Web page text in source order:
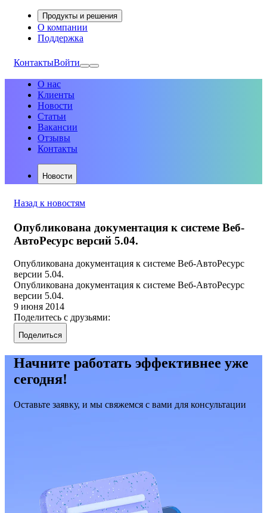
Продукты и решения
О компании
Поддержка
КонтактыВойти
О нас
Клиенты
Новости
Статьи
Вакансии
Отзывы
Контакты
Новости
Назад к новостям
Опубликована документация к системе Веб-
АвтоРесурс версий 5.04.
Опубликована документация к системе Веб-АвтоРесурс
версии 5.04.
Опубликована документация к системе Веб-АвтоРесурс
версии 5.04.
9 июня 2014
Поделитесь с друзьями:
Поделиться
Начните работать эффективнее уже
сегодня!
Оставьте заявку, и мы свяжемся с вами для консультации